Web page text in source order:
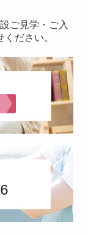
ご見学・ご入
ださい。